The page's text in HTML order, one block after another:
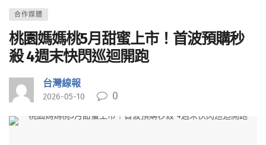
合作媒體
桃園媽媽桃5月甜蜜上市！首波預購秒
殺 4週末快閃巡迴開跑
台灣線報
2026-05-10 0